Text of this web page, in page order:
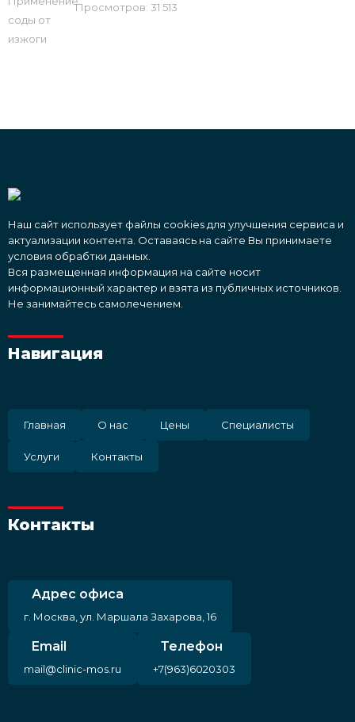
Просмотров: 31 513
Наш сайт использует файлы cookies для улучшения сервиса и
актуализации контента. Оставаясь на сайте Вы принимаете
условия обрабтки данных.
Вся размещенная информация на сайте носит
информационный характер и взята из публичных источников.
Не занимайтесь самолечением.
Навигация
Главная О нас Цены Специалисты
Услуги Контакты
Контакты
Адрес офиса
г. Москва, ул. Маршала Захарова, 16
Email
mail@clinic-mos.ru
Телефон
+7(963)6020303